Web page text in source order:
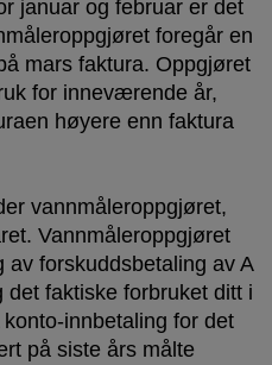
januar og februar er det
foregår en
mars faktura. Oppgjøret
for inneværende år,
høyere enn faktura
vannmåleroppgjøret,
Vannmåleroppgjøret
av forskuddsbetaling av A
det faktiske forbruket ditt i
innbetaling for det
på siste års målte